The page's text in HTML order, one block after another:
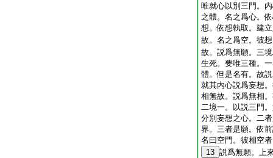
唯就心以別三門。
之體。名之爲心。
想。依想執取。建
故。名之爲空。彼
故。説爲無願。三
生死。要唯三種。
體。但是名有。故
就其内心説爲妄想
相無故。説爲無相
二境一。以説三門
分別妄想之心。二
界。三者是願。依
名曰空門。彼相空
13 説爲無願。上